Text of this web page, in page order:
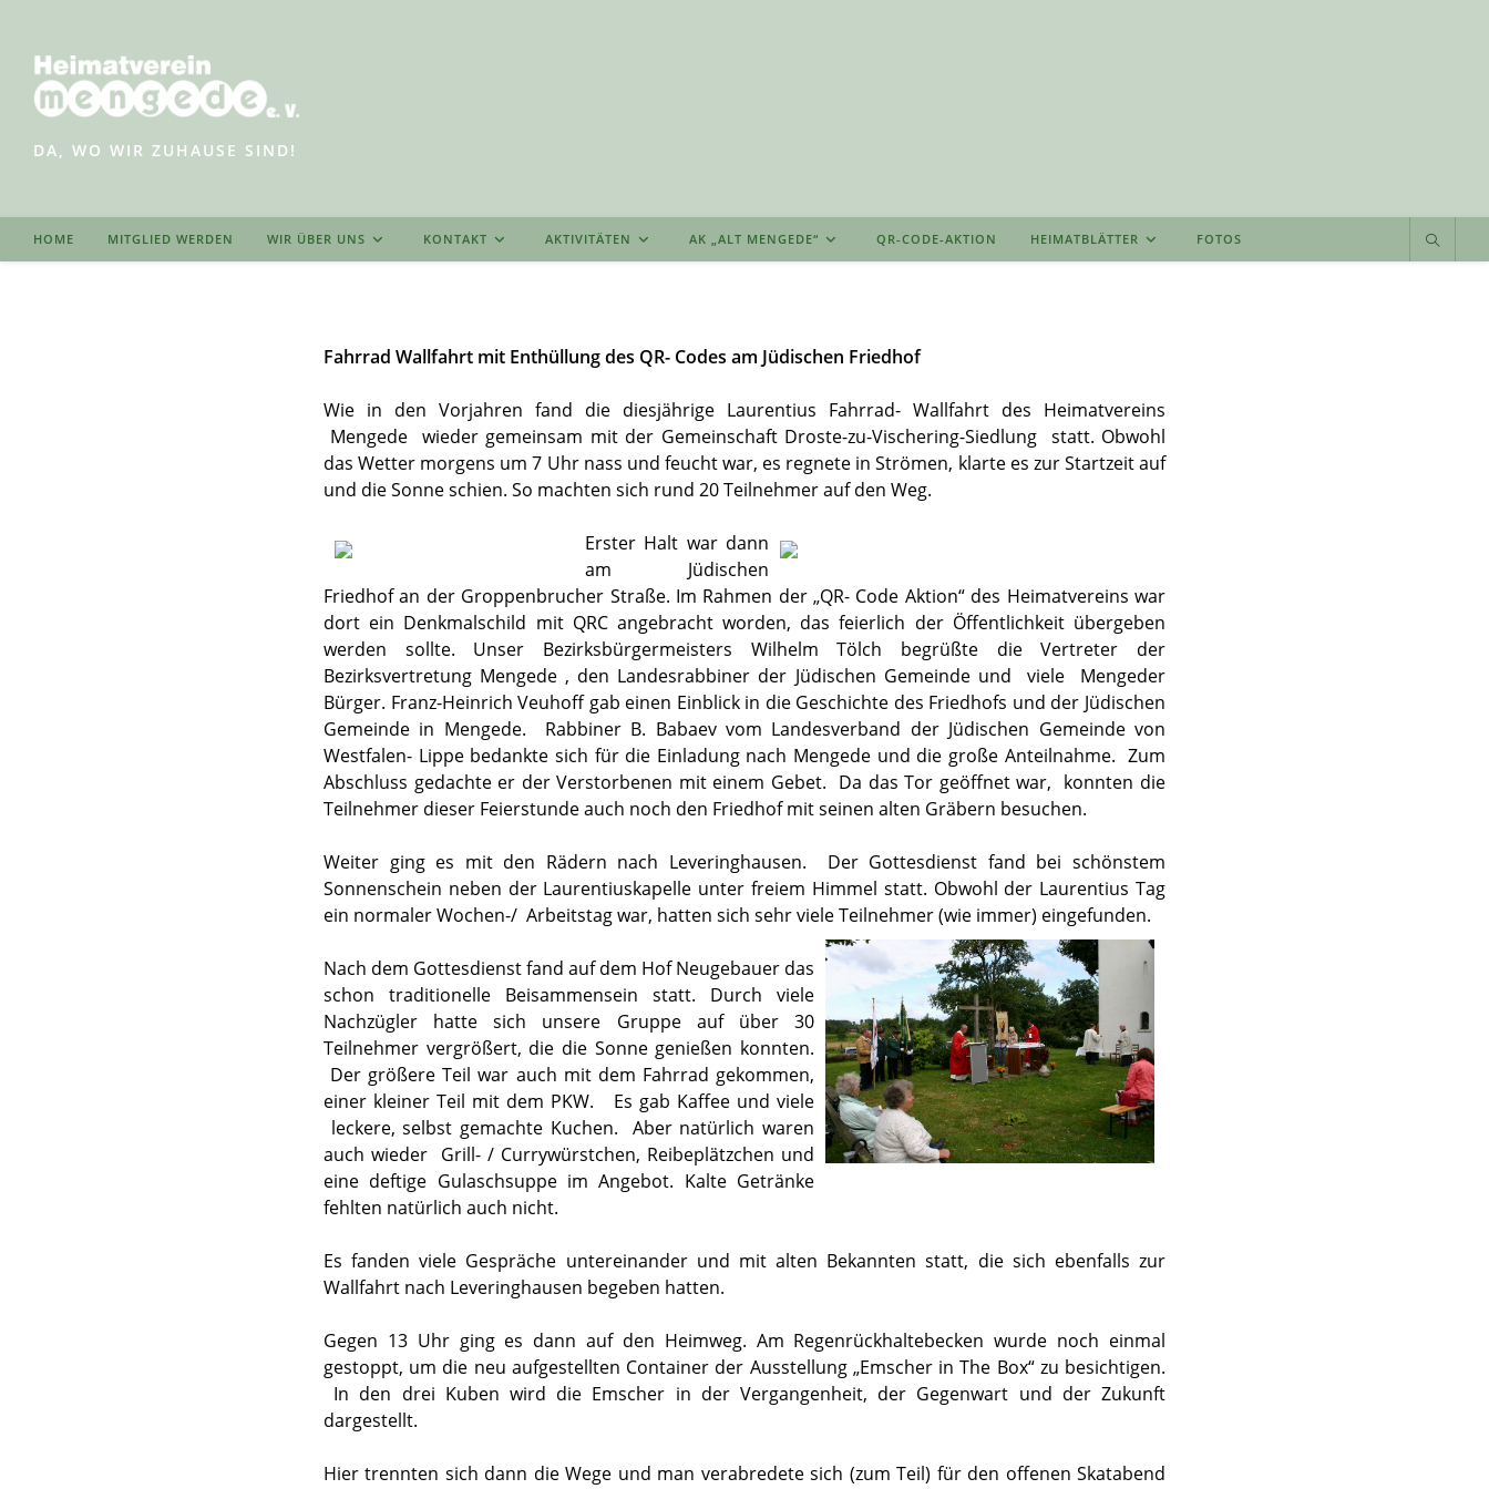
springen
DA, WO WIR ZUHAUSE SIND!
HOME MITGLIED WERDEN WIR ÜBER UNS KONTAKT AKTIVITÄTEN AK „ALT MENGEDE“ QR-CODE-AKTION HEIMATBLÄTTER FOTOS
Fahrrad Wallfahrt mit Enthüllung des QR- Codes am Jüdischen Friedhof
Wie in den Vorjahren fand die diesjährige Laurentius Fahrrad- Wallfahrt des Heimatvereins
Mengede wieder gemeinsam mit der Gemeinschaft Droste-zu-Vischering-Siedlung statt. Obwohl
das Wetter morgens um 7 Uhr nass und feucht war, es regnete in Strömen, klarte es zur Startzeit auf
und die Sonne schien. So machten sich rund 20 Teilnehmer auf den Weg.
Erster Halt war dann
am Jüdischen
Friedhof an der Groppenbrucher Straße. Im Rahmen der „QR- Code Aktion“ des Heimatvereins war
dort ein Denkmalschild mit QRC angebracht worden, das feierlich der Öffentlichkeit übergeben
werden sollte. Unser Bezirksbürgermeisters Wilhelm Tölch begrüßte die Vertreter der
Bezirksvertretung Mengede , den Landesrabbiner der Jüdischen Gemeinde und viele Mengeder
Bürger. Franz-Heinrich Veuhoff gab einen Einblick in die Geschichte des Friedhofs und der Jüdischen
Gemeinde in Mengede. Rabbiner B. Babaev vom Landesverband der Jüdischen Gemeinde von
Westfalen- Lippe bedankte sich für die Einladung nach Mengede und die große Anteilnahme. Zum
Abschluss gedachte er der Verstorbenen mit einem Gebet. Da das Tor geöffnet war, konnten die
Teilnehmer dieser Feierstunde auch noch den Friedhof mit seinen alten Gräbern besuchen.
Weiter ging es mit den Rädern nach Leveringhausen. Der Gottesdienst fand bei schönstem
Sonnenschein neben der Laurentiuskapelle unter freiem Himmel statt. Obwohl der Laurentius Tag
ein normaler Wochen-/ Arbeitstag war, hatten sich sehr viele Teilnehmer (wie immer) eingefunden.
Nach dem Gottesdienst fand auf dem Hof Neugebauer das
schon traditionelle Beisammensein statt. Durch viele
Nachzügler hatte sich unsere Gruppe auf über 30
Teilnehmer vergrößert, die die Sonne genießen konnten.
Der größere Teil war auch mit dem Fahrrad gekommen,
einer kleiner Teil mit dem PKW. Es gab Kaffee und viele
leckere, selbst gemachte Kuchen. Aber natürlich waren
auch wieder Grill- / Currywürstchen, Reibeplätzchen und
eine deftige Gulaschsuppe im Angebot. Kalte Getränke
fehlten natürlich auch nicht.
Es fanden viele Gespräche untereinander und mit alten Bekannten statt, die sich ebenfalls zur
Wallfahrt nach Leveringhausen begeben hatten.
Gegen 13 Uhr ging es dann auf den Heimweg. Am Regenrückhaltebecken wurde noch einmal
gestoppt, um die neu aufgestellten Container der Ausstellung „Emscher in The Box“ zu besichtigen.
In den drei Kuben wird die Emscher in der Vergangenheit, der Gegenwart und der Zukunft
dargestellt.
Hier trennten sich dann die Wege und man verabredete sich (zum Teil) für den offenen Skatabend